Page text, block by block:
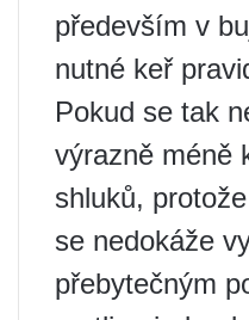
především v
nutné keř
Pokud se tak
výrazně méně
shluků,
se nedokáže
přebytečným